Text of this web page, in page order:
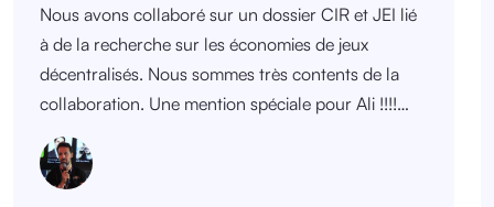
Nous avons collaboré sur un dossier CIR et JEI lié
à de la recherche sur les économies de jeux
décentralisés. Nous sommes très contents de la
collaboration. Une mention spéciale pour Ali !!!!
Obtention du statut JEI et dossier CIR complet.